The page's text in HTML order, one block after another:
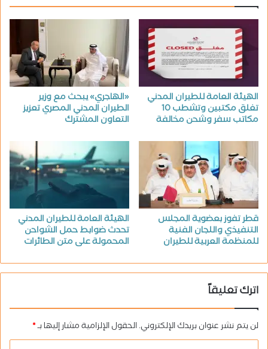
الهيئة العامة للطيران المدني
تغلق مكتبين وتشطب 10
مكاتب سفر وشحن مخالفة
«الهاجري» يبحث مع وزير
الطيران المدني المصري تعزيز
التعاون المشترك
قطر تفوز بعضوية المجلس
التنفيذي واللجان الفنية
للمنظمة العربية للطيران
الهيئة العامة للطيران المدني
تحدث ضوابط حمل الشواحن
المحمولة على متن الطائرات
اترك تعليقاً
لن يتم نشر عنوان بريدك الإلكتروني.الحقول الإلزامية مشار إليها بـ*